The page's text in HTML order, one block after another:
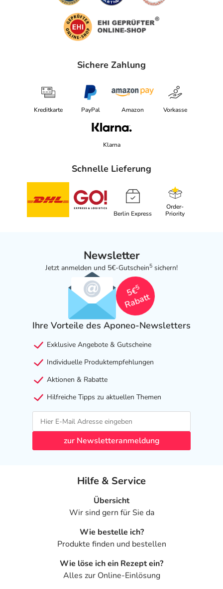
Sichere Zahlung
Kreditkarte PayPal Amazon Vorkasse
Klarna
Schnelle Lieferung
Berlin Express
Order-
Priority
Newsletter
Jetzt anmelden und 5€-Gutschein5 sichern!
5€
5
Rabatt
Ihre Vorteile des Aponeo-Newsletters
Exklusive Angebote & Gutscheine
Individuelle Produktempfehlungen
Aktionen & Rabatte
Hilfreiche Tipps zu aktuellen Themen
zur Newsletteranmeldung
Hilfe & Service
Übersicht
Wir sind gern für Sie da
Wie bestelle ich?
Produkte finden und bestellen
Wie löse ich ein Rezept ein?
Alles zur Online-Einlösung